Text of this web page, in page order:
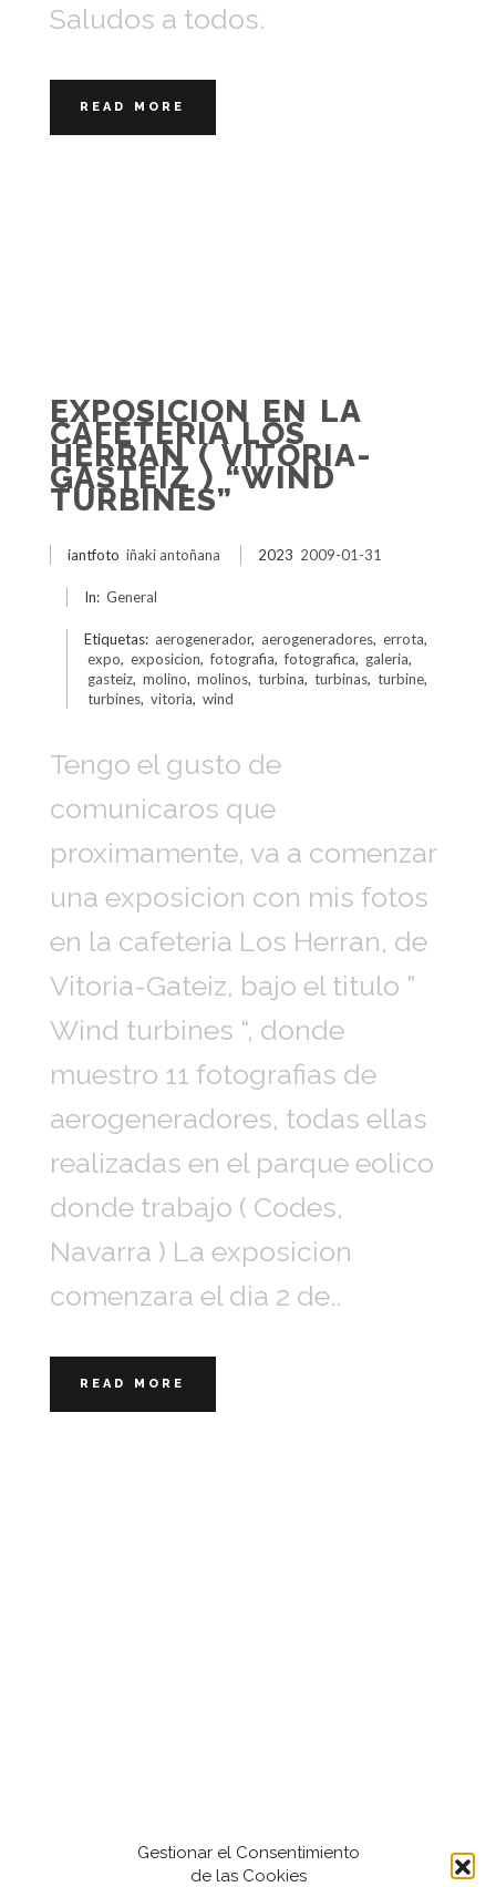
Gestionar el Consentimiento
de las Cookies
Saludos a todos.
READ MORE
EXPOSICION EN LA
CAFETERIA LOS
HERRAN ( VITORIA-
GASTEIZ ) “WIND
TURBINES”
iantfoto iñaki antoñana 2023 2009-01-31
In: General
Etiquetas: aerogenerador, aerogeneradores, errota,
expo, exposicion, fotografia, fotografica, galeria,
gasteiz, molino, molinos, turbina, turbinas, turbine,
turbines, vitoria, wind
Tengo el gusto de
comunicaros que
proximamente, va a comenzar
una exposicion con mis fotos
en la cafeteria Los Herran, de
Vitoria-Gateiz, bajo el titulo ”
Wind turbines “, donde
muestro 11 fotografias de
aerogeneradores, todas ellas
realizadas en el parque eolico
donde trabajo ( Codes,
Navarra ) La exposicion
comenzara el dia 2 de..
READ MORE